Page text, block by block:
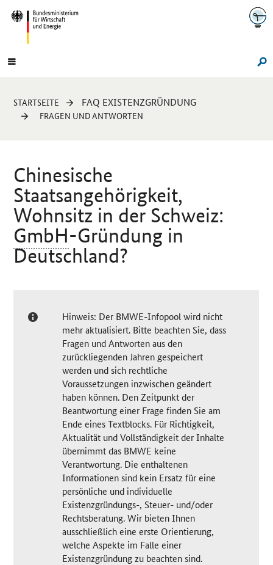
Navigation
Hauptmenü
Sie
sind
STARTSEITE FAQ EXISTENZGRÜNDUNG
FRAGEN UND ANTWORTEN
Chinesische
Staatsangehörigkeit,
Wohnsitz in der Schweiz:
GmbH-Gründung in
Deutschland?
Hinweis: Der BMWE-Infopool wird nicht
mehr aktualisiert. Bitte beachten Sie, dass
Fragen und Antworten aus den
zurückliegenden Jahren gespeichert
werden und sich rechtliche
Voraussetzungen inzwischen geändert
haben können. Den Zeitpunkt der
Beantwortung einer Frage finden Sie am
Ende eines Textblocks. Für Richtigkeit,
Aktualität und Vollständigkeit der Inhalte
übernimmt das BMWE keine
Verantwortung. Die enthaltenen
Informationen sind kein Ersatz für eine
persönliche und individuelle
Existenzgründungs-, Steuer- und/oder
Rechtsberatung. Wir bieten Ihnen
ausschließlich eine erste Orientierung,
welche Aspekte im Falle einer
Existenzgründung zu beachten sind.